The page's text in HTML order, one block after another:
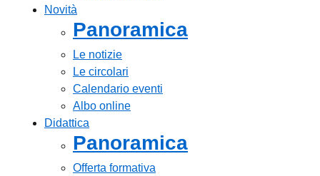
Novità
Panoramica
Le notizie
Le circolari
Calendario eventi
Albo online
Didattica
Panoramica
Offerta formativa